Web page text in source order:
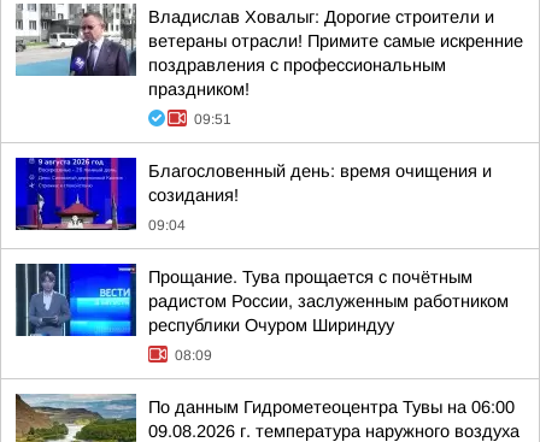
Владислав Ховалыг: Дорогие строители и
ветераны отрасли! Примите самые искренние
поздравления с профессиональным
праздником!
09:51
Благословенный день: время очищения и
созидания!
09:04
Прощание. Тува прощается с почётным
радистом России, заслуженным работником
республики Очуром Шириндуу
08:09
По данным Гидрометеоцентра Тувы на 06:00
09.08.2026 г. температура наружного воздуха